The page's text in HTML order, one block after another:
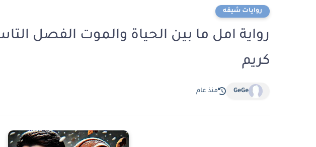
روايات شيقه
كريم
GeGe منذ عام